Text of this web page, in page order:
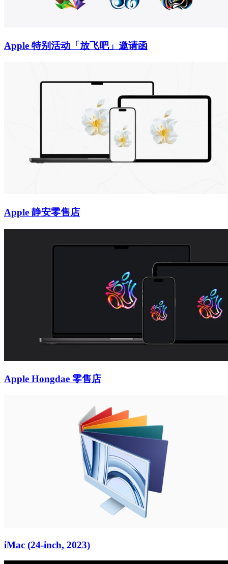
Apple 特别活动「放飞吧」邀请函
Apple 静安零售店
Apple Hongdae 零售店
iMac (24-inch, 2023)